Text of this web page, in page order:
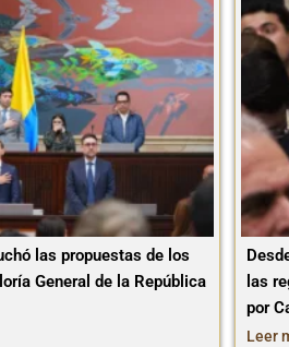
las propuestas de los
General de la República
las
por
Leer